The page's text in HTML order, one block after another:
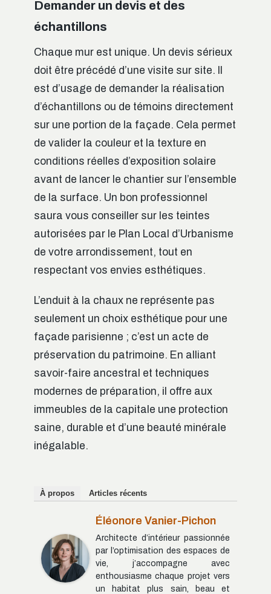
Demander un devis et des
échantillons
Chaque mur est unique. Un devis sérieux
doit être précédé d’une visite sur site. Il
est d’usage de demander la réalisation
d’échantillons ou de témoins directement
sur une portion de la façade. Cela permet
de valider la couleur et la texture en
conditions réelles d’exposition solaire
avant de lancer le chantier sur l’ensemble
de la surface. Un bon professionnel
saura vous conseiller sur les teintes
autorisées par le Plan Local d’Urbanisme
de votre arrondissement, tout en
respectant vos envies esthétiques.
L’enduit à la chaux ne représente pas
seulement un choix esthétique pour une
façade parisienne ; c’est un acte de
préservation du patrimoine. En alliant
savoir-faire ancestral et techniques
modernes de préparation, il offre aux
immeubles de la capitale une protection
saine, durable et d’une beauté minérale
inégalable.
À propos Articles récents
Éléonore Vanier-Pichon
Architecte d’intérieur passionnée
par l’optimisation des espaces de
vie, j’accompagne avec
enthousiasme chaque projet vers
un habitat plus sain, beau et